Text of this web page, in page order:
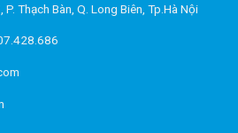
Thạch Bàn, Q. Long Biên, Tp.Hà Nội